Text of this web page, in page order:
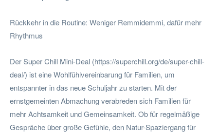
Rückkehr in die Routine: Weniger Remmidemmi, dafür mehr
Rhythmus
Der Super Chill Mini-Deal (https://superchill.org/de/super-chill-
deal/) ist eine Wohlfühlvereinbarung für Familien, um
entspannter in das neue Schuljahr zu starten. Mit der
ernstgemeinten Abmachung verabreden sich Familien für
mehr Achtsamkeit und Gemeinsamkeit. Ob für regelmäßige
Gespräche über große Gefühle, den Natur-Spaziergang für